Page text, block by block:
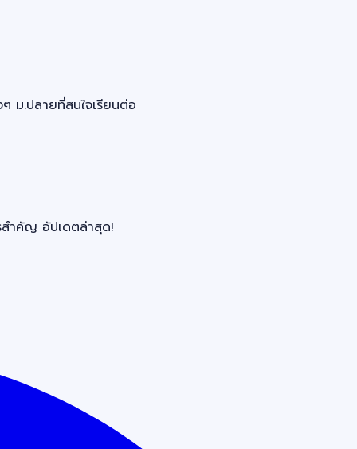
ม.ปลายที่สนใจเรียนต่อ
สำคัญ อัปเดตล่าสุด!